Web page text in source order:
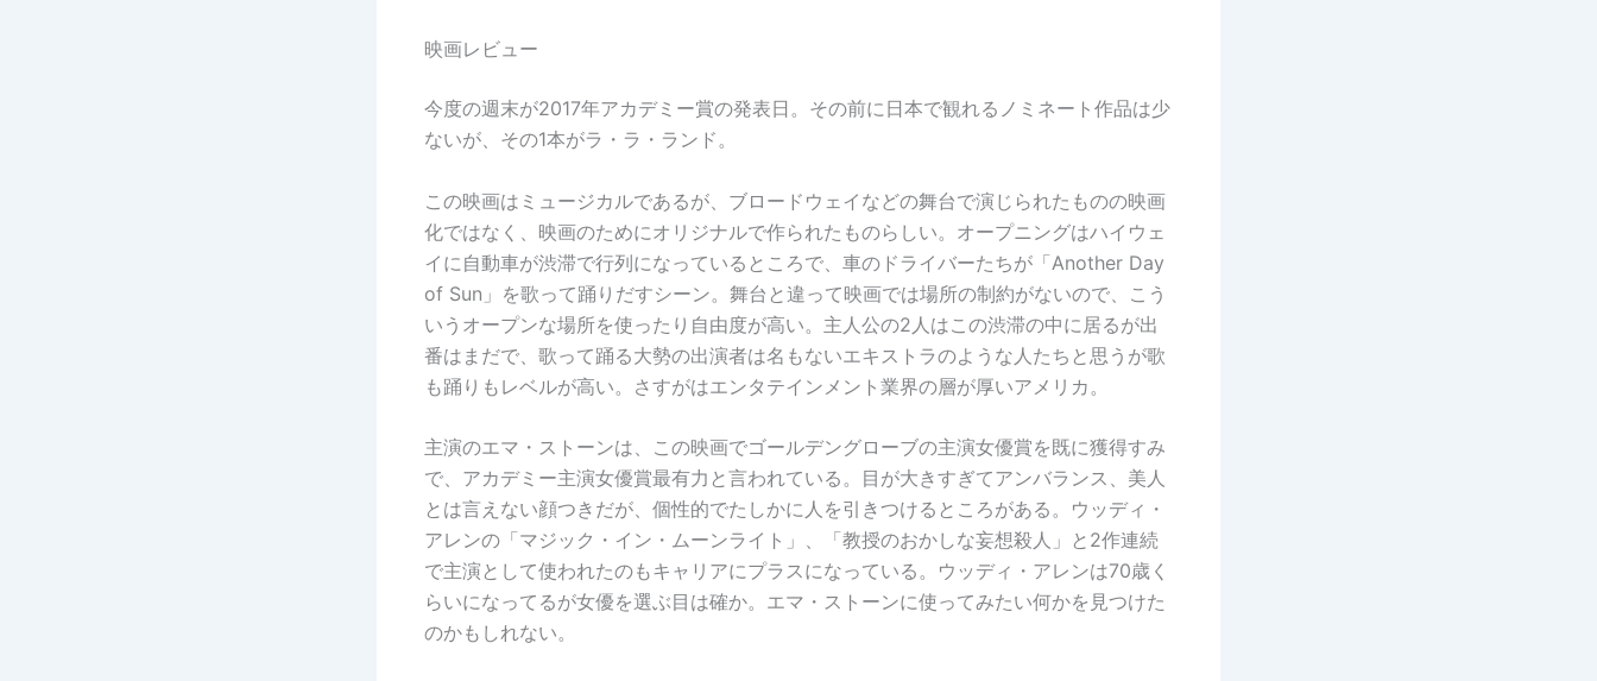
映画レビュー
今度の週末が2017年アカデミー賞の発表日。その前に日本で観れるノミネート作品は少
ないが、その1本がラ・ラ・ランド。
この映画はミュージカルであるが、ブロードウェイなどの舞台で演じられたものの映画
化ではなく、映画のためにオリジナルで作られたものらしい。オープニングはハイウェ
イに自動車が渋滞で行列になっているところで、車のドライバーたちが「Another Day
of Sun」を歌って踊りだすシーン。舞台と違って映画では場所の制約がないので、こう
いうオープンな場所を使ったり自由度が高い。主人公の2人はこの渋滞の中に居るが出
番はまだで、歌って踊る大勢の出演者は名もないエキストラのような人たちと思うが歌
も踊りもレベルが高い。さすがはエンタテインメント業界の層が厚いアメリカ。
主演のエマ・ストーンは、この映画でゴールデングローブの主演女優賞を既に獲得すみ
で、アカデミー主演女優賞最有力と言われている。目が大きすぎてアンバランス、美人
とは言えない顔つきだが、個性的でたしかに人を引きつけるところがある。ウッディ・
アレンの「マジック・イン・ムーンライト」、「教授のおかしな妄想殺人」と2作連続
で主演として使われたのもキャリアにプラスになっている。ウッディ・アレンは70歳く
らいになってるが女優を選ぶ目は確か。エマ・ストーンに使ってみたい何かを見つけた
のかもしれない。